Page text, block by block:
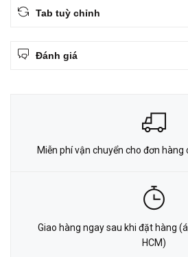
Tab tuỳ chỉnh
Đánh giá
Miễn phí vận chuyển cho đơn
Giao hàng ngay sau khi đặt hàng
HCM)